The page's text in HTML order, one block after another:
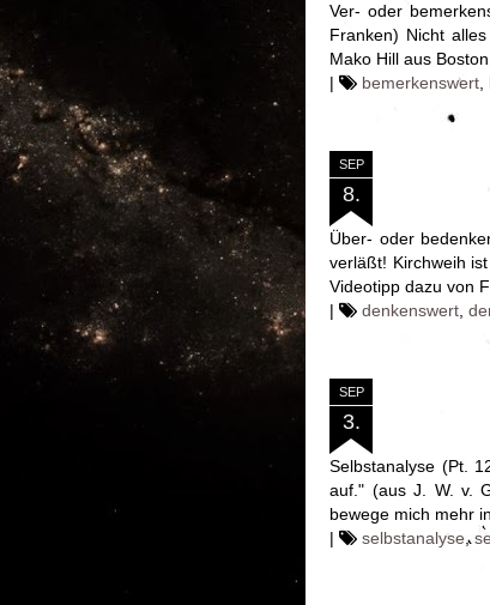
Ver- oder
Franken) Nicht
Mako Hill aus
| bemerkenswert
SEP
8.
Über- oder
verläßt! Kirchweih
Videotipp dazu von
| denkenswert ,
SEP
3.
Selbstanalyse (Pt.
auf." (aus J. W. v.
bewege mich mehr
| selbstanalyse,